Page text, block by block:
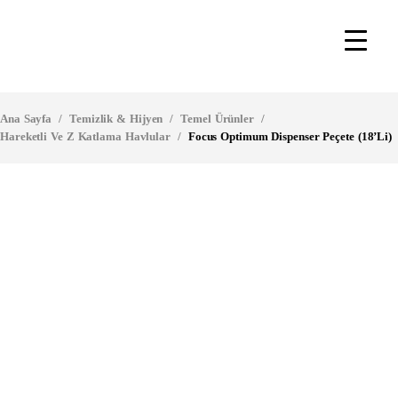
Ana Sayfa / Temizlik & Hijyen / Temel Ürünler /
Hareketli Ve Z Katlama Havlular / Focus Optimum Dispenser Peçete (18’Li)